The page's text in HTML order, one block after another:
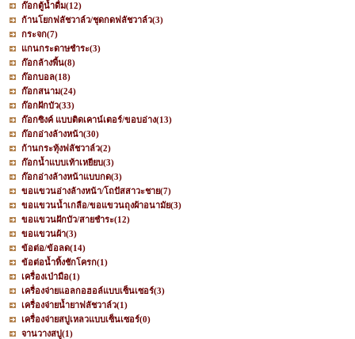
ก๊อกตู้น้ำดื่ม(12)
ก้านโยกฟลัชวาล์ว/ชุดกดฟลัชวาล์ว(3)
กระจก(7)
แกนกระดาษชำระ(3)
ก๊อกล้างพื้น(8)
ก๊อกบอล(18)
ก๊อกสนาม(24)
ก๊อกฝักบัว(33)
ก๊อกซิงค์ แบบติดเคาน์เตอร์/ขอบอ่าง(13)
ก๊อกอ่างล้างหน้า(30)
ก้านกระทุ้งฟลัชวาล์ว(2)
ก๊อกน้ำแบบเท้าเหยียบ(3)
ก๊อกอ่างล้างหน้าแบบกด(3)
ขอแขวนอ่างล้างหน้า/โถปัสสาวะชาย(7)
ขอแขวนน้ำเกลือ/ขอแขวนถุงผ้าอนามัย(3)
ขอแขวนฝักบัว/สายชำระ(12)
ขอแขวนผ้า(3)
ข้อต่อ/ข้อลด(14)
ข้อต่อน้ำทิ้งชักโครก(1)
เครื่องเป่ามือ(1)
เครื่องจ่ายแอลกอฮอล์แบบเซ็นเซอร์(3)
เครื่องจ่ายน้ำยาฟลัชวาล์ว(1)
เครื่องจ่ายสบู่เหลวแบบเซ็นเซอร์(0)
จานวางสบู่(1)